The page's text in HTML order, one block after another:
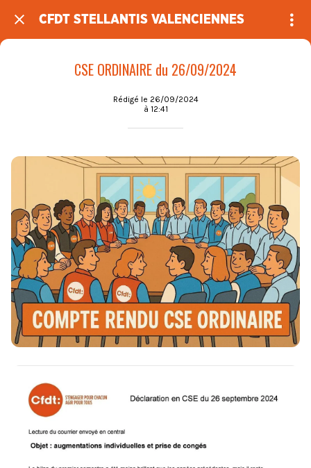
CFDT STELLANTIS VALENCIENNES
CSE ORDINAIRE du 26/09/2024
Rédigé le 26/09/2024
à 12:41